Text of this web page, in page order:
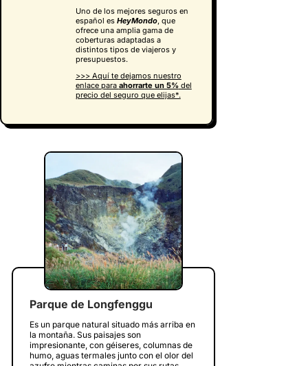
Uno de los mejores seguros en
español es HeyMondo, que
ofrece una amplia gama de
coberturas adaptadas a
distintos tipos de viajeros y
presupuestos.
>>> Aquí te dejamos nuestro
enlace para ahorrarte un 5%del
precio del seguro que elijas*.
Parque de Longfenggu
Es un parque natural situado más arriba en
la montaña. Sus paisajes son
impresionante, con géiseres, columnas de
humo, aguas termales junto con el olor del